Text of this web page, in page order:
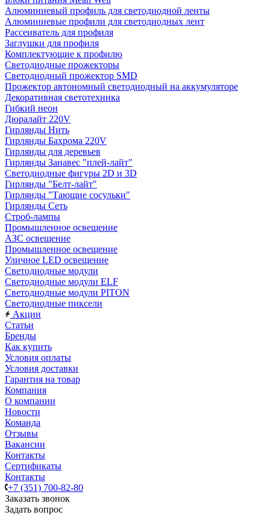
Алюминиевый профиль для светодиодной ленты
Алюминиевые профили для светодиодных лент
Рассеиватель для профиля
Заглушки для профиля
Комплектующие к профилю
Светодиодные прожекторы
Светодиодный прожектор SMD
Прожектор автономный светодиодный на аккумуляторе
Декоративная светотехника
Гибкий неон
Дюралайт 220V
Гирлянды Нить
Гирлянды Бахрома 220V
Гирлянды для деревьев
Гирлянды Занавес "плей-лайт"
Светодиодные фигуры 2D и 3D
Гирлянды "Белт-лайт"
Гирлянды "Тающие сосульки"
Гирлянды Сеть
Строб-лампы
Промышленное освещение
АЗС освещение
Промышленное освещение
Уличное LED освещение
Светодиодные модули
Светодиодные модули ELF
Светодиодные модули PITON
Светодиодные пиксели
Акции
Статьи
Бренды
Как купить
Условия оплаты
Условия доставки
Гарантия на товар
Компания
О компании
Новости
Команда
Отзывы
Вакансии
Контакты
Сертификаты
Контакты
+7 (351) 700-82-80
Заказать звонок
Задать вопрос